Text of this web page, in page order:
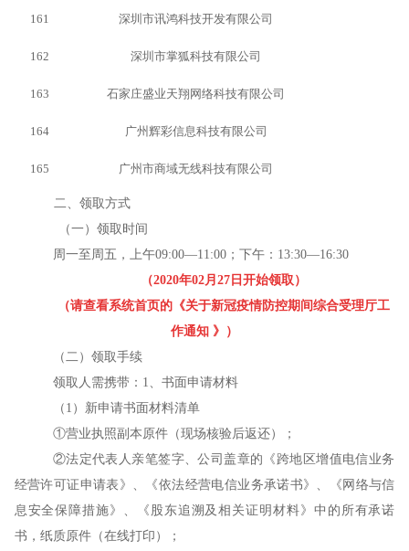
161 深圳市讯鸿科技开发有限公司
162 深圳市掌狐科技有限公司
163 石家庄盛业天翔网络科技有限公司
164 广州辉彩信息科技有限公司
165 广州市商域无线科技有限公司
二、领取方式
（一）领取时间
周一至周五，上午09:00—11:00；下午： 13:30—16:30
（2020年02月 27 日开始领取）
（请查看系统首页的《关于新冠疫情防控期间综合受理厅工
作通知 》）
（二）领取手续
领取人需携带： 1、书面申请材料
（ 1 ）新申请书面材料清单
①营业执照副本原件（现场核验后返还）；
②法定代表人亲笔签字、公司盖章的《跨地区增值电信业务
经营许可证申请表》、《依法经营电信业务承诺书》、《网络与信
息安全保障措施》、《股东追溯及相关证明材料》中的所有承诺
书，纸质原件（在线打印）；